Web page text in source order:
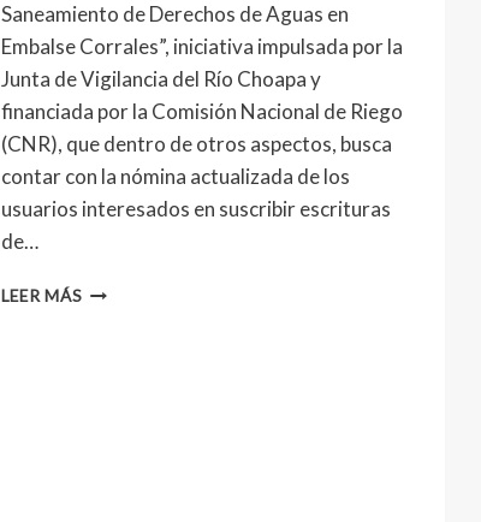
Saneamiento de Derechos de Aguas en
Embalse Corrales”, iniciativa impulsada por la
Junta de Vigilancia del Río Choapa y
financiada por la Comisión Nacional de Riego
(CNR), que dentro de otros aspectos, busca
contar con la nómina actualizada de los
usuarios interesados en suscribir escrituras
de…
LEER MÁS